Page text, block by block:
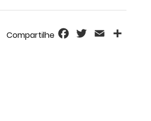
FacebookTwitterEmail